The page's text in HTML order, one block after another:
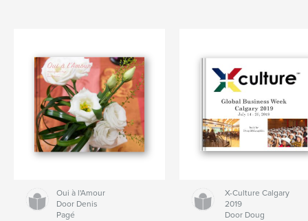
Oui à l'Amour
Door Denis
Pagé
X-Culture Calgary
2019
Door Doug